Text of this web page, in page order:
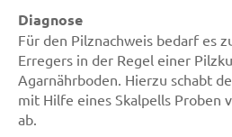
Diagnose
Für den Pilznachweis bedarf es
Erregers in der Regel einer
Agarnährboden. Hierzu schabt
mit Hilfe eines Skalpells Proben
ab.